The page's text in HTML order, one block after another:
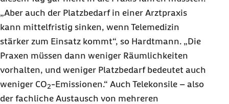
„Aber auch der Platzbedarf in einer Arztpraxis
kann mittelfristig sinken, wenn Telemedizin
stärker zum Einsatz kommt“, so Hardtmann. „Die
Praxen müssen dann weniger Räumlichkeiten
vorhalten, und weniger Platzbedarf bedeutet auch
weniger CO2-Emissionen.“ Auch Telekonsile – also
der fachliche Austausch von mehreren